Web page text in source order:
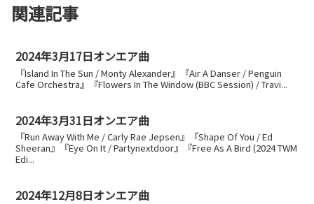
関連記事
2024年3月17日オンエア曲
『Island In The Sun / Monty Alexander』『Air A Danser / Penguin
Cafe Orchestra』『Flowers In The Window (BBC Session) / Travi...
2024年3月31日オンエア曲
『Run Away With Me / Carly Rae Jepsen』『Shape Of You / Ed
Sheeran』『Eye On It / Partynextdoor』『Free As A Bird (2024 TWM
Edi...
2024年12月8日オンエア曲